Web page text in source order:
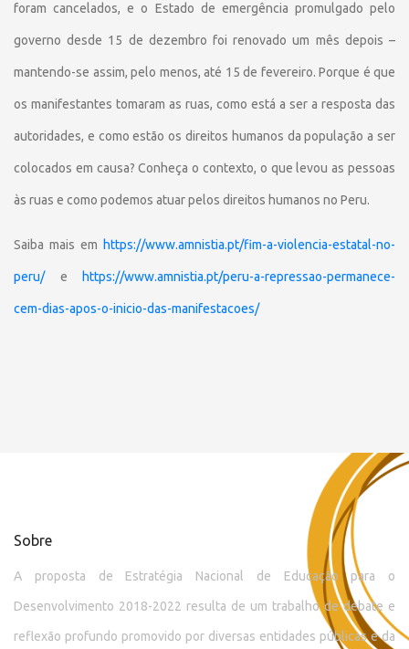
foram cancelados, e o Estado de emergência promulgado pelo
governo desde 15 de dezembro foi renovado um mês depois –
mantendo-se assim, pelo menos, até 15 de fevereiro. Porque é que
os manifestantes tomaram as ruas, como está a ser a resposta das
autoridades, e como estão os direitos humanos da população a ser
colocados em causa? Conheça o contexto, o que levou as pessoas
às ruas e como podemos atuar pelos direitos humanos no Peru.
Saiba mais em https://www.amnistia.pt/fim-a-violencia-estatal-no-
peru/e https://www.amnistia.pt/peru-a-repressao-permanece-
cem-dias-apos-o-inicio-das-manifestacoes/
Sobre
A proposta de Estratégia Nacional de Educação para o
Desenvolvimento 2018-2022 resulta de um trabalho de debate e
reflexão profundo promovido por diversas entidades públicas e da